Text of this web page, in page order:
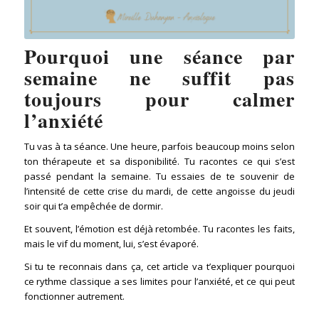
Pourquoi une séance par
semaine ne suffit pas
toujours pour calmer
l’anxiété
Tu vas à ta séance. Une heure, parfois beaucoup moins selon
ton thérapeute et sa disponibilité. Tu racontes ce qui s’est
passé pendant la semaine. Tu essaies de te souvenir de
l’intensité de cette crise du mardi, de cette angoisse du jeudi
soir qui t’a empêchée de dormir.
Et souvent, l’émotion est déjà retombée. Tu racontes les faits,
mais le vif du moment, lui, s’est évaporé.
Si tu te reconnais dans ça, cet article va t’expliquer pourquoi
ce rythme classique a ses limites pour l’anxiété, et ce qui peut
fonctionner autrement.